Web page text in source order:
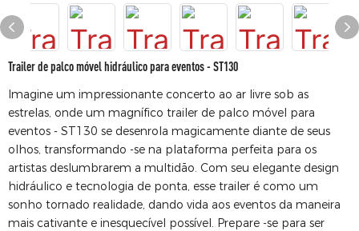
Trailer de palco móvel hidráulico para eventos - ST130
Imagine um impressionante concerto ao ar livre sob as
estrelas, onde um magnífico trailer de palco móvel para
eventos - ST130 se desenrola magicamente diante de seus
olhos, transformando -se na plataforma perfeita para os
artistas deslumbrarem a multidão. Com seu elegante design
hidráulico e tecnologia de ponta, esse trailer é como um
sonho tornado realidade, dando vida aos eventos da maneira
mais cativante e inesquecível possível. Prepare -se para ser